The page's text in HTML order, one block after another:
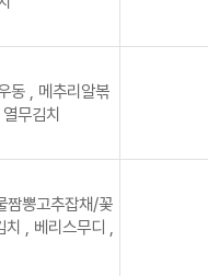
동 , 메추리알볶
무김치
짬뽕고추잡채/꽃
, 베리스무디 ,